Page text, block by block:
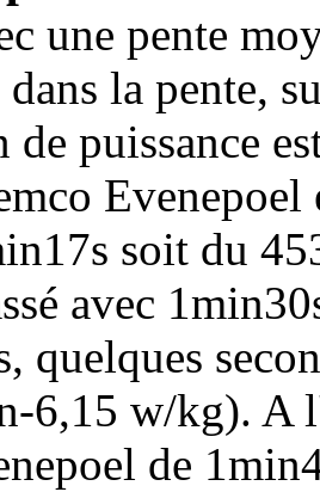
une pente
la pente,
puissance
soit du
avec
quelques
6,15 w/kg). A
de